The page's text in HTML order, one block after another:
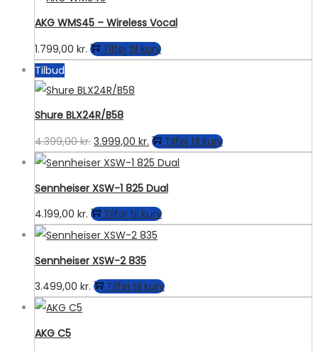
AKG WMS45 – Wireless Vocal
1.799,00 kr.
Tilføj til kurv
Tilbud
Shure BLX24R/B58
4.399,00kr. Den
oprindelige
4.399,00 kr..
3.999,00 kr. Den
aktuelle
3.999,00 kr..
Tilføj til kurv
Sennheiser XSW-1 825 Dual
4.199,00 kr. Tilføj til kurv
Sennheiser XSW-2 835
3.499,00 kr. Tilføj til kurv
AKG C5